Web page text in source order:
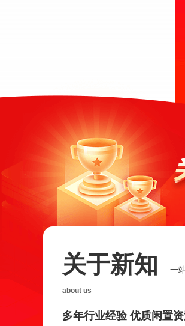
关于新知 一
about us
多年行业经验 优质闲置